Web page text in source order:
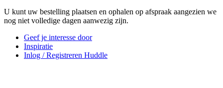
U kunt uw bestelling plaatsen en ophalen op afspraak aangezien we
nog niet volledige dagen aanwezig zijn.
Geef je interesse door
Inspiratie
Inlog / Registreren Huddle